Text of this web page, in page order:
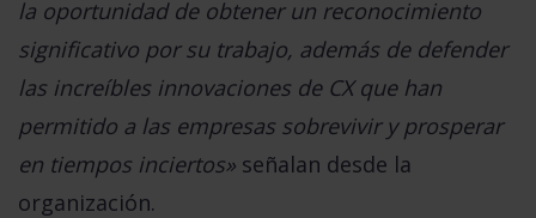
la oportunidad de obtener un reconocimiento
significativo por su trabajo, además de defender
las increíbles innovaciones de CX que han
permitido a las empresas sobrevivir y prosperar
en tiempos inciertos» señalan desde la
organización.